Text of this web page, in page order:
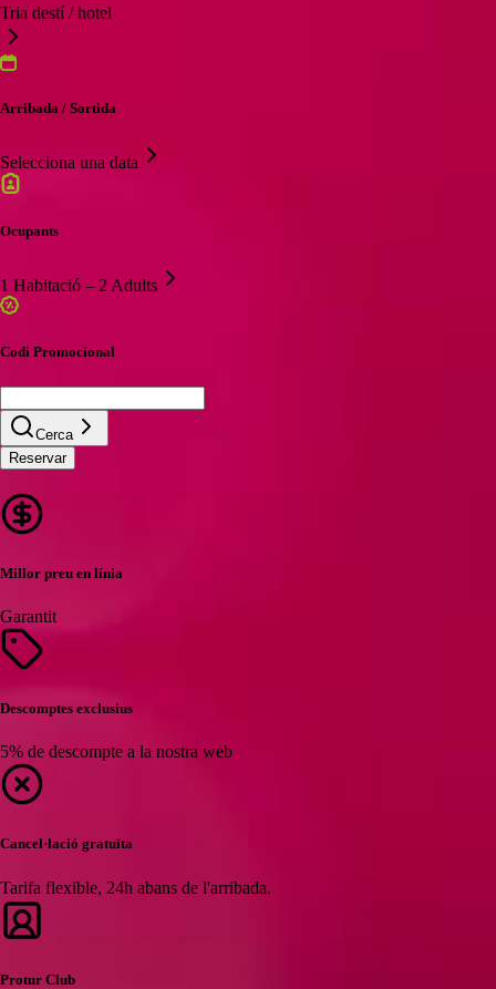
Tria destí / hotel
Arribada / Sortida
Selecciona una data
Ocupants
1 Habitació – 2 Adults
Codi Promocional
Cerca
Reservar
Millor preu en línia
Garantit
Descomptes exclusius
5% de descompte a la nostra web
Cancel·lació gratuïta
Tarifa flexible, 24h abans de l'arribada.
Protur Club